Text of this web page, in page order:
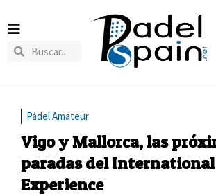
Pádel Amateur
Vigo y Mallorca, las
paradas del International
Experience